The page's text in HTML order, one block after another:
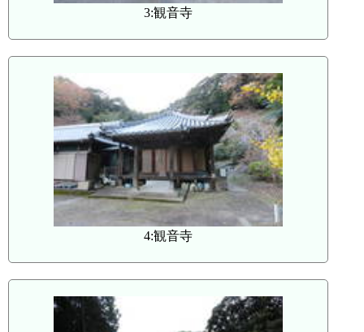
3:観音寺
4:観音寺